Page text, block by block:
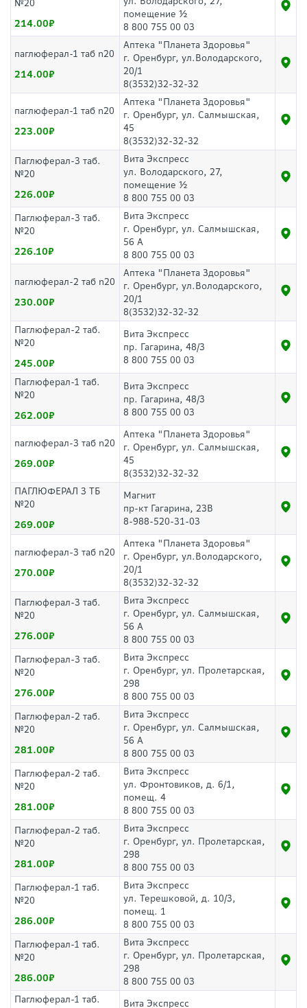
№20
214.00
помещение ½
8 800 755 00 03
паглюферал-1 таб n20
214.00
Аптека "Планета Здоровья"
г. Оренбург, ул.Володарского,
20/1
8(3532)32-32-32
паглюферал-1 таб n20
223.00
Аптека "Планета Здоровья"
г. Оренбург, ул. Салмышская,
45
8(3532)32-32-32
Паглюферал-3 таб.
№20
226.00
Вита Экспресс
ул. Володарского, 27,
помещение ½
8 800 755 00 03
Паглюферал-3 таб.
№20
226.10
Вита Экспресс
г. Оренбург, ул. Салмышская,
56 А
8 800 755 00 03
паглюферал-2 таб n20
230.00
Аптека "Планета Здоровья"
г. Оренбург, ул.Володарского,
20/1
8(3532)32-32-32
Паглюферал-2 таб.
№20
245.00
Вита Экспресс
пр. Гагарина, 48/3
8 800 755 00 03
Паглюферал-1 таб.
№20
262.00
Вита Экспресс
пр. Гагарина, 48/3
8 800 755 00 03
паглюферал-3 таб n20
269.00
Аптека "Планета Здоровья"
г. Оренбург, ул. Салмышская,
45
8(3532)32-32-32
ПАГЛЮФЕРАЛ 3 ТБ
№20
269.00
Магнит
пр-кт Гагарина, 23В
8-988-520-31-03
паглюферал-3 таб n20
270.00
Аптека "Планета Здоровья"
г. Оренбург, ул.Володарского,
20/1
8(3532)32-32-32
Паглюферал-3 таб.
№20
276.00
Вита Экспресс
г. Оренбург, ул. Салмышская,
56 А
8 800 755 00 03
Паглюферал-3 таб.
№20
276.00
Вита Экспресс
г. Оренбург, ул. Пролетарская,
298
8 800 755 00 03
Паглюферал-2 таб.
№20
281.00
Вита Экспресс
г. Оренбург, ул. Салмышская,
56 А
8 800 755 00 03
Паглюферал-2 таб.
№20
281.00
Вита Экспресс
ул. Фронтовиков, д. 6/1,
помещ. 4
8 800 755 00 03
Паглюферал-2 таб.
№20
281.00
Вита Экспресс
г. Оренбург, ул. Пролетарская,
298
8 800 755 00 03
Паглюферал-1 таб.
№20
286.00
Вита Экспресс
ул. Терешковой, д. 10/3,
помещ. 1
8 800 755 00 03
Паглюферал-1 таб.
№20
286.00
Вита Экспресс
г. Оренбург, ул. Пролетарская,
298
8 800 755 00 03
Паглюферал-1 таб.
Вита Экспресс